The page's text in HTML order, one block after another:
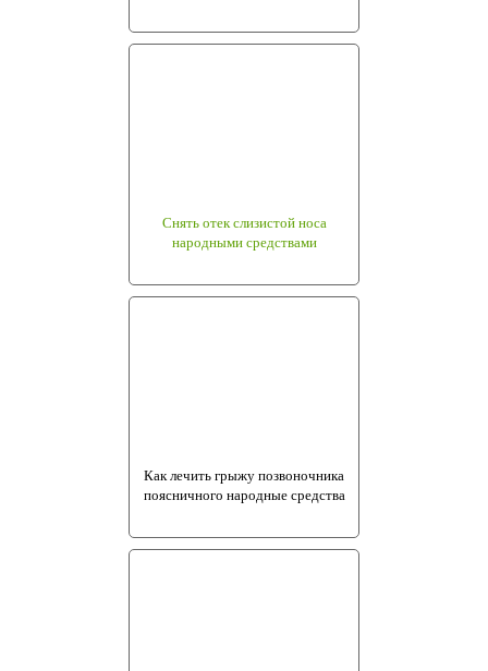
Снять отек слизистой носа
народными средствами
Как лечить грыжу позвоночника
поясничного народные средства